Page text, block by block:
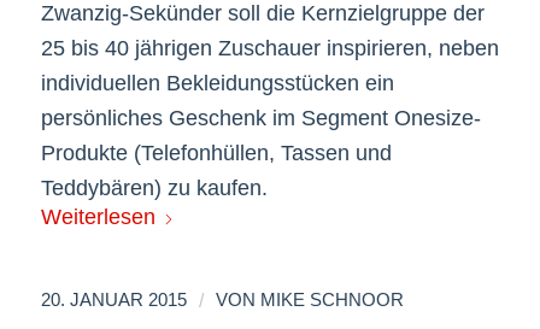
Zwanzig-Sekünder soll die Kernzielgruppe der
25 bis 40 jährigen Zuschauer inspirieren, neben
individuellen Bekleidungsstücken ein
persönliches Geschenk im Segment Onesize-
Produkte (Telefonhüllen, Tassen und
Teddybären) zu kaufen.
Weiterlesen
20. JANUAR 2015 / VON MIKE SCHNOOR